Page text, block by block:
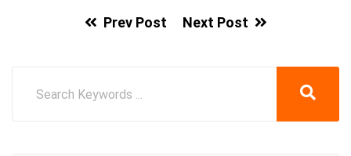
Prev Post Next Post